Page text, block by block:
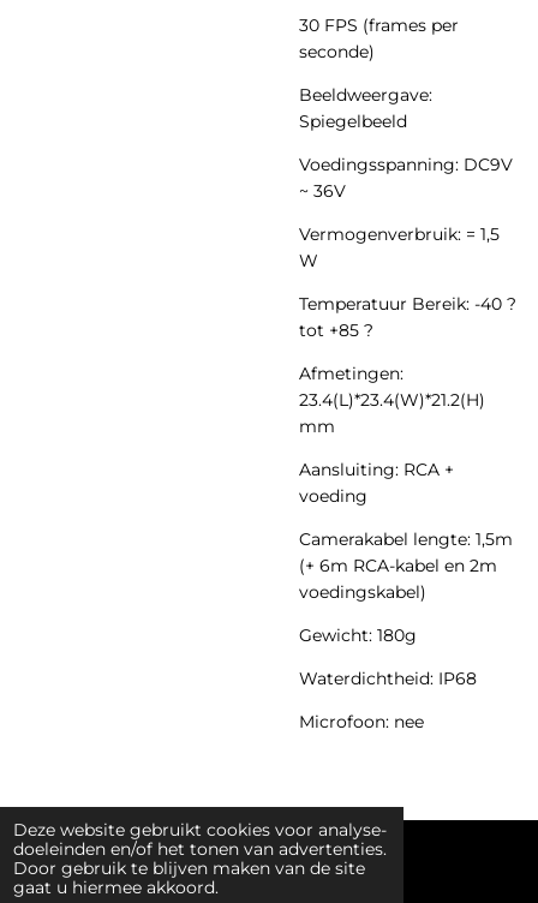
Deze website gebruikt cookies voor analyse-
doeleinden en/of het tonen van advertenties.
Door gebruik te blijven maken van de site
gaat u hiermee akkoord.
30 FPS (frames per
seconde)
Beeldweergave:
Spiegelbeeld
Voedingsspanning: DC9V
~ 36V
Vermogenverbruik: = 1,5
W
Temperatuur Bereik: -40 ?
tot +85 ?
Afmetingen:
23.4(L)*23.4(W)*21.2(H)
mm
Aansluiting: RCA +
voeding
Camerakabel lengte: 1,5m
(+ 6m RCA-kabel en 2m
voedingskabel)
Gewicht: 180g
Waterdichtheid: IP68
Microfoon: nee
© 2019 - 2026 ProfKit